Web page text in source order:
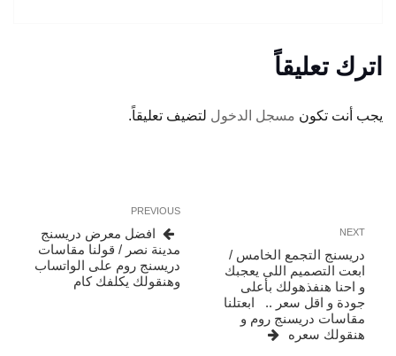
اترك تعليقاً
يجب أنت تكون مسجل الدخول لتضيف تعليقاً.
المقالات
Previous
Post
PREVIOUS
افضل معرض دريسنج
مدينة نصر / قولنا مقاسات
دريسنج روم على الواتساب
وهنقولك يكلفك كام
Next
Post
NEXT
دريسنج التجمع الخامس /
ابعت التصميم اللى يعجبك
و احنا هنفذهولك بأعلى
جودة و اقل سعر .. ابعتلنا
مقاسات دريسنج روم و
هنقولك سعره